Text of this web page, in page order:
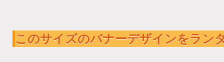
このサイズのバナーデザインをラン